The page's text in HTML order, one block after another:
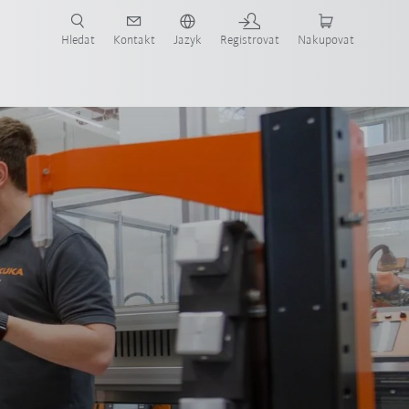
Hledat Kontakt Jazyk Registrovat Nakupovat